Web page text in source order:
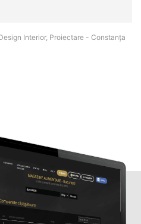
Interior, Proiectare - Constanţa